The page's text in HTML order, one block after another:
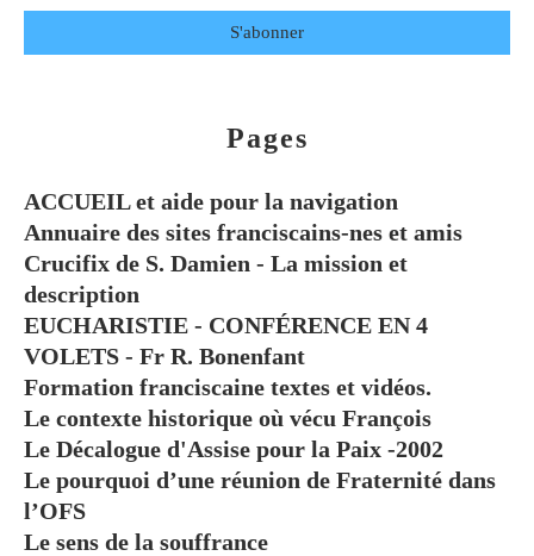
Pages
ACCUEIL et aide pour la navigation
Annuaire des sites franciscains-nes et amis
Crucifix de S. Damien - La mission et
description
EUCHARISTIE - CONFÉRENCE EN 4
VOLETS - Fr R. Bonenfant
Formation franciscaine textes et vidéos.
Le contexte historique où vécu François
Le Décalogue d'Assise pour la Paix -2002
Le pourquoi d’une réunion de Fraternité dans
l’OFS
Le sens de la souffrance